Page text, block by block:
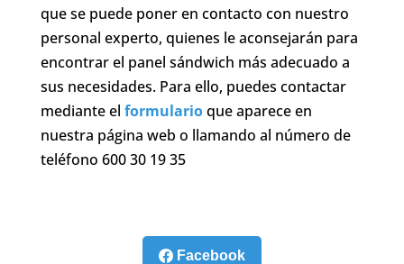
que se puede poner en contacto con nuestro
personal experto, quienes le aconsejarán para
encontrar el panel sándwich más adecuado a
sus necesidades. Para ello, puedes contactar
mediante el formularioque aparece en
nuestra página web o llamando al número de
teléfono 600 30 19 35
Facebook